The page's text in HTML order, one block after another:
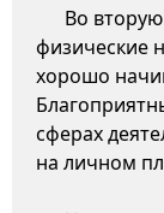
Во
физические
хорошо
сферах
на личном